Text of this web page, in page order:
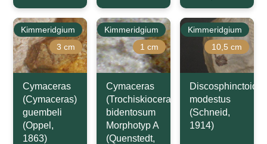
Kimmeridgium
3 cm
Cymaceras
(Cymaceras)
guembeli
(Oppel,
1863)
Kimmeridgium
1 cm
Cymaceras
(Trochiskioceras)
bidentosum
Morphotyp A
(Quenstedt,
Kimmeridgium
10,5 cm
Discosphinctoides
modestus
(Schneid,
1914)